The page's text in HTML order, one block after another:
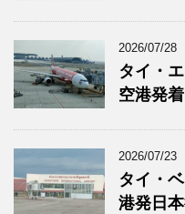
2026/07/28
タイ・
空港発
2026/07/23
タイ・
港発日